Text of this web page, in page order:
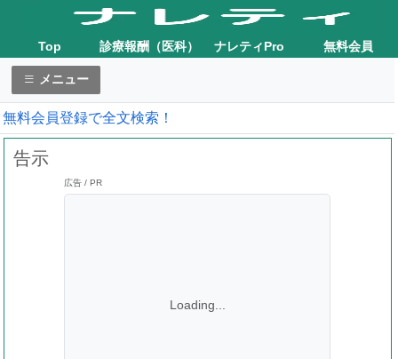
Top 診療報酬（医科） ナレティPro 無料会員
メニュー
無料会員登録で全文検索！
告示
広告 / PR
Loading...